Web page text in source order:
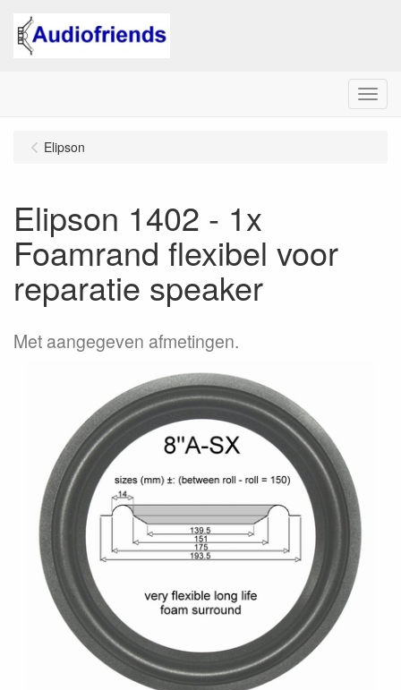
Menu
Elipson
Elipson 1402 - 1x
Foamrand flexibel voor
reparatie speaker
Met aangegeven afmetingen.